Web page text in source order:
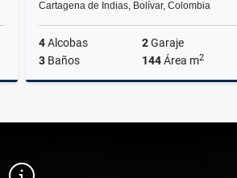
Cartagena de Indias, Bolívar, Colombia
4Alcobas 2Garaje
3 Baños 144Área m2
$2.900.000